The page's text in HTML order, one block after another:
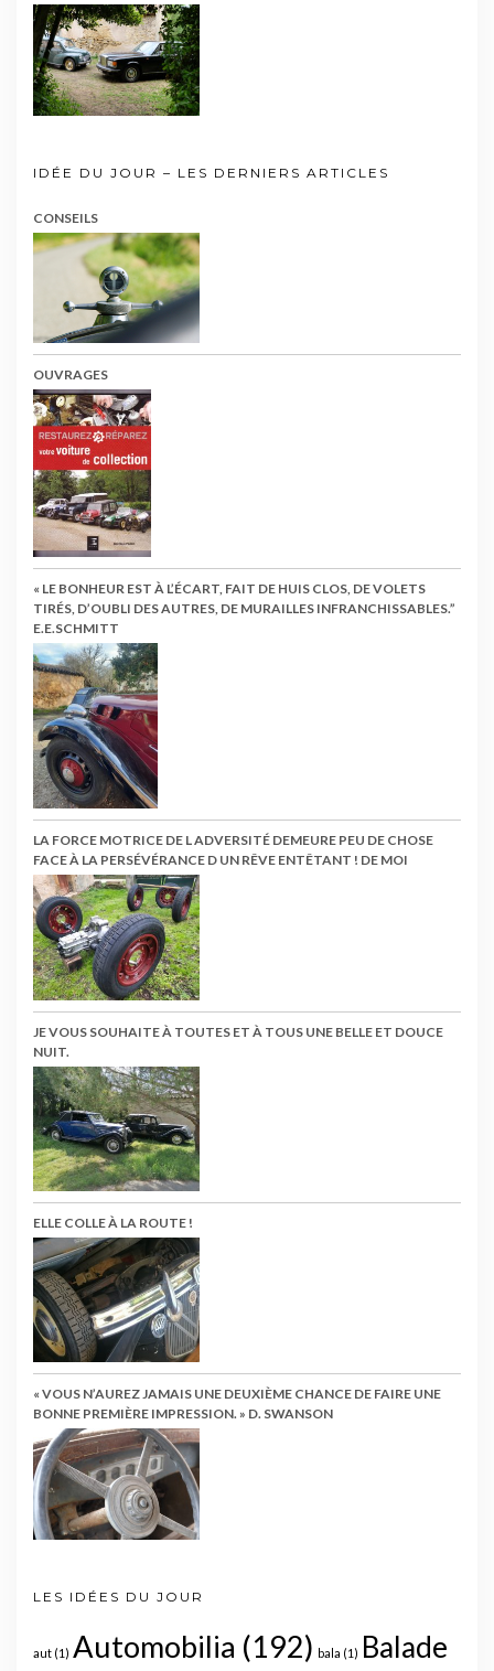
IDÉE DU JOUR – LES DERNIERS ARTICLES
CONSEILS
OUVRAGES
« LE BONHEUR EST À L’ÉCART, FAIT DE HUIS CLOS, DE VOLETS
TIRÉS, D’OUBLI DES AUTRES, DE MURAILLES INFRANCHISSABLES.”
E.E.SCHMITT
LA FORCE MOTRICE DE L ADVERSITÉ DEMEURE PEU DE CHOSE
FACE À LA PERSÉVÉRANCE D UN RÊVE ENTÊTANT ! DE MOI
JE VOUS SOUHAITE À TOUTES ET À TOUS UNE BELLE ET DOUCE
NUIT.
ELLE COLLE À LA ROUTE !
« VOUS N’AUREZ JAMAIS UNE DEUXIÈME CHANCE DE FAIRE UNE
BONNE PREMIÈRE IMPRESSION. » D. SWANSON
LES IDÉES DU JOUR
aut (1) Automobilia (192) bala (1) Balade